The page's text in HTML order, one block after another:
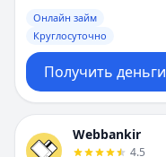
Онлайн займ
Круглосуточно
Получить деньги
Webbankir
4.5